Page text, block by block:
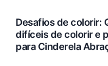
Desafios de colorir:
difíceis de colorir e
para Cinderela